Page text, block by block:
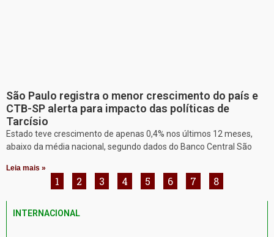
São Paulo registra o menor crescimento do país e
CTB-SP alerta para impacto das políticas de
Tarcísio
Estado teve crescimento de apenas 0,4% nos últimos 12 meses,
abaixo da média nacional, segundo dados do Banco Central São
Leia mais »
1 2 3 4 5 6 7 8
INTERNACIONAL